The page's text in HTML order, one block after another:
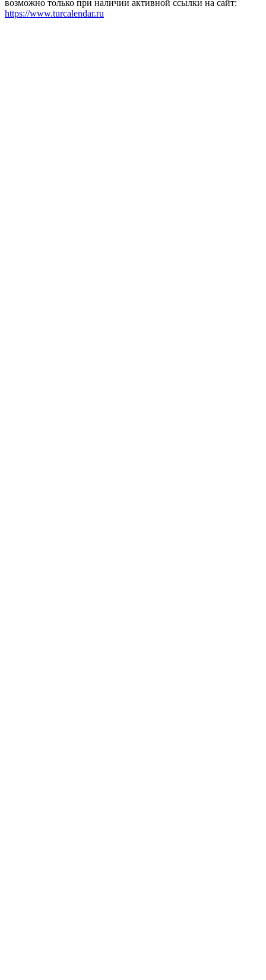
возможно только при наличии активной ссылки на сайт:
https://www.turcalendar.ru